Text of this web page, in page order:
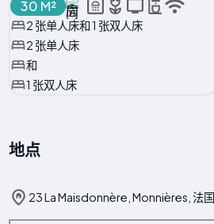
30 M²
2 张单人床和 1 张双人床
2 张单人床
和
1 张双人床
地点
23 La Maisdonnère, Monnières, 法国